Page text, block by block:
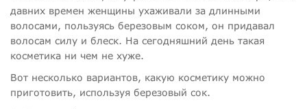
давних времен женщины ухаживали за длинными
волосами, пользуясь березовым соком, он придавал
волосам силу и блеск. На сегодняшний день такая
косметика ни чем не хуже.
Вот несколько вариантов, какую косметику можно
приготовить, используя березовый сок.